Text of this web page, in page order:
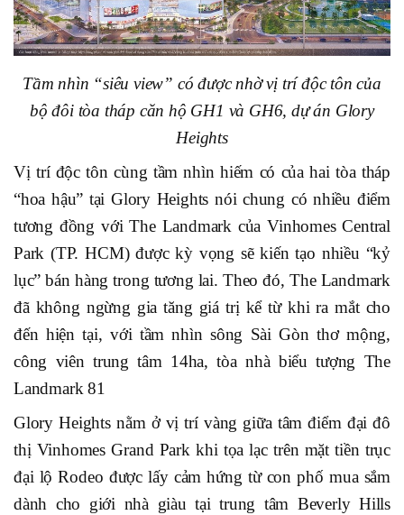
Tầm nhìn “siêu view” có được nhờ vị trí độc tôn của
bộ đôi tòa tháp căn hộ GH1 và GH6, dự án Glory
Heights
Vị trí độc tôn cùng tầm nhìn hiếm có của hai tòa tháp
“hoa hậu” tại Glory Heights nói chung có nhiều điểm
tương đồng với The Landmark của Vinhomes Central
Park (TP. HCM) được kỳ vọng sẽ kiến tạo nhiều “kỷ
lục” bán hàng trong tương lai. Theo đó, The Landmark
đã không ngừng gia tăng giá trị kể từ khi ra mắt cho
đến hiện tại, với tầm nhìn sông Sài Gòn thơ mộng,
công viên trung tâm 14ha, tòa nhà biểu tượng The
Landmark 81
Glory Heights nằm ở vị trí vàng giữa tâm điểm đại đô
thị Vinhomes Grand Park khi tọa lạc trên mặt tiền trục
đại lộ Rodeo được lấy cảm hứng từ con phố mua sắm
dành cho giới nhà giàu tại trung tâm Beverly Hills